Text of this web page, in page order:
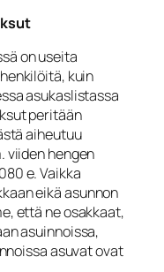
on useita
kuin
asukaslistassa
peritään
aiheutuu
viiden hengen
e. Vaikka
eikä asunnon
että ne osakkaat,
asuinnoissa,
asuvat ovat